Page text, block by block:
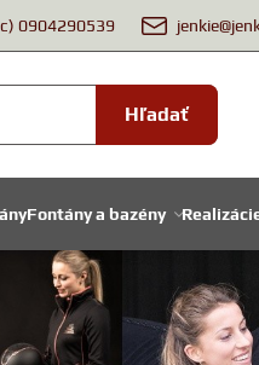
0904290539
Hľadať
Fontány a bazény